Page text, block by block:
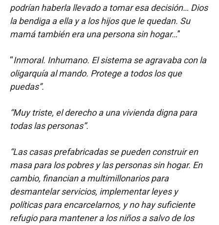
podrían haberla llevado a tomar esa decisión… Dios
la bendiga a ella y a los hijos que le quedan. Su
mamá también era una persona sin hogar…”
“Inmoral. Inhumano. El sistema se agravaba con la
oligarquía al mando. Protege a todos los que
puedas”.
“Muy triste, el derecho a una vivienda digna para
todas las personas”.
“Las casas prefabricadas se pueden construir en
masa para los pobres y las personas sin hogar. En
cambio, financian a multimillonarios para
desmantelar servicios, implementar leyes y
políticas para encarcelarnos, y no hay suficiente
refugio para mantener a los niños a salvo de los